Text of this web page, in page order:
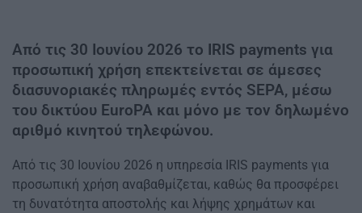
Από τις 30 Ιουνίου 2026 το IRIS payments για
προσωπική χρήση επεκτείνεται σε άμεσες
διασυνοριακές πληρωμές εντός SEPA, μέσω
του δικτύου EuroPA και μόνο με τον δηλωμένο
αριθμό κινητού τηλεφώνου.
Από τις 30 Ιουνίου 2026 η υπηρεσία IRIS payments για
προσωπική χρήση αναβαθμίζεται, καθώς θα προσφέρει
τη δυνατότητα αποστολής και λήψης χρημάτων και